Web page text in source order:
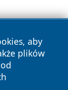
aby
plików
prawa